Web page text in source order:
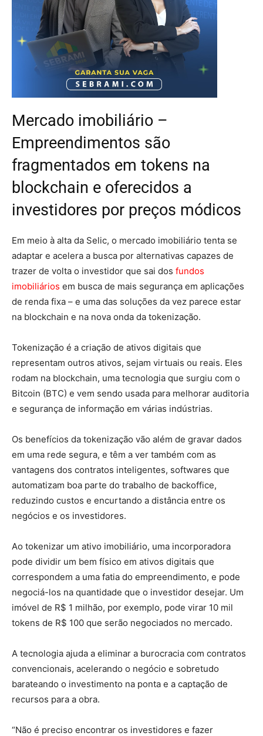
Mercado imobiliário –
Empreendimentos são
fragmentados em tokens na
blockchain e oferecidos a
investidores por preços módicos
Em meio à alta da Selic, o mercado imobiliário tenta se
adaptar e acelera a busca por alternativas capazes de
trazer de volta o investidor que sai dos fundos
imobiliários em busca de mais segurança em aplicações
de renda fixa – e uma das soluções da vez parece estar
na blockchain e na nova onda da tokenização.
Tokenização é a criação de ativos digitais que
representam outros ativos, sejam virtuais ou reais. Eles
rodam na blockchain, uma tecnologia que surgiu com o
Bitcoin (BTC) e vem sendo usada para melhorar auditoria
e segurança de informação em várias indústrias.
Os benefícios da tokenização vão além de gravar dados
em uma rede segura, e têm a ver também com as
vantagens dos contratos inteligentes, softwares que
automatizam boa parte do trabalho de backoffice,
reduzindo custos e encurtando a distância entre os
negócios e os investidores.
Ao tokenizar um ativo imobiliário, uma incorporadora
pode dividir um bem físico em ativos digitais que
correspondem a uma fatia do empreendimento, e pode
negociá-los na quantidade que o investidor desejar. Um
imóvel de R$ 1 milhão, por exemplo, pode virar 10 mil
tokens de R$ 100 que serão negociados no mercado.
A tecnologia ajuda a eliminar a burocracia com contratos
convencionais, acelerando o negócio e sobretudo
barateando o investimento na ponta e a captação de
recursos para a obra.
“Não é preciso encontrar os investidores e fazer